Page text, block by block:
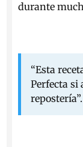
durante
“Esta
Perfecta si
repostería”.